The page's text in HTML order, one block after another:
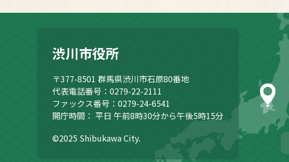
渋川市役所
〒377-8501 群馬県渋川市石原80番地
代表電話番号：0279-22-2111
ファックス番号：0279-24-6541
開庁時間： 平日 午前8時30分から午後5時15分
©2025 Shibukawa City.